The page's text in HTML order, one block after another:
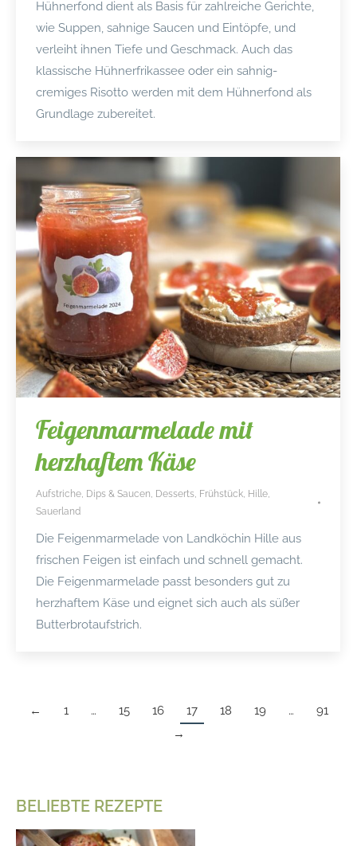
Hühnerfond dient als Basis für zahlreiche Gerichte,
wie Suppen, sahnige Saucen und Eintöpfe, und
verleiht ihnen Tiefe und Geschmack. Auch das
klassische Hühnerfrikassee oder ein sahnig-
cremiges Risotto werden mit dem Hühnerfond als
Grundlage zubereitet.
Feigenmarmelade mit
herzhaftem Käse
Aufstriche, Dips & Saucen Desserts Frühstück Hille
Sauerland
Die Feigenmarmelade von Landköchin Hille aus
frischen Feigen ist einfach und schnell gemacht.
Die Feigenmarmelade passt besonders gut zu
herzhaftem Käse und eignet sich auch als süßer
Butterbrotaufstrich.
← 1 … 15 16 17 18 19 …
91
→
BELIEBTE REZEPTE